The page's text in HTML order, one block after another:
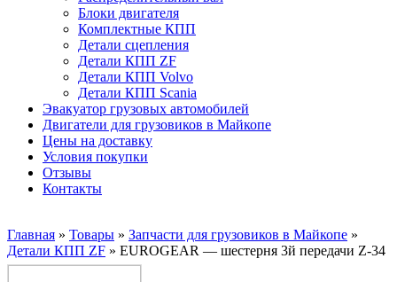
Блоки двигателя
Комплектные КПП
Детали сцепления
Детали КПП ZF
Детали КПП Volvo
Детали КПП Scania
Эвакуатор грузовых автомобилей
Двигатели для грузовиков в Майкопе
Цены на доставку
Условия покупки
Отзывы
Контакты
Главная » Товары » Запчасти для грузовиков в Майкопе »
Детали КПП ZF » EUROGEAR — шестерня 3й передачи Z-34